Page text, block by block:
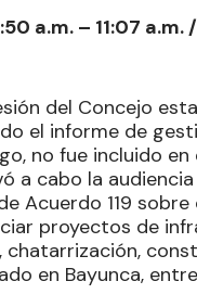
a.m. – 11:07 a.m.
del Concejo
el informe de
no fue incluido en
a cabo la
Acuerdo 119
proyectos de
chatarrización,
en Bayunca,